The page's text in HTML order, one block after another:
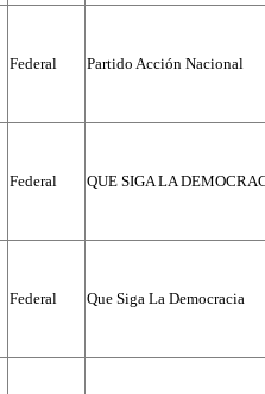
Federal Partido Acción Nacional
Federal QUE SIGA LA
Federal Que Siga La Democracia